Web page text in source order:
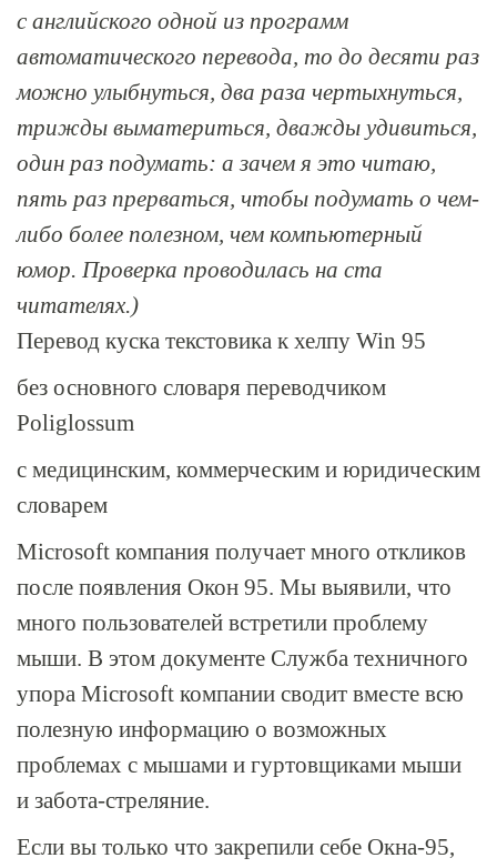
с английского одной из программ
автоматического перевода, то до десяти раз
можно улыбнуться, два раза чертыхнуться,
трижды выматериться, дважды удивиться,
один раз подумать: а зачем я это читаю,
пять раз прерваться, чтобы подумать о чем-
либо более полезном, чем компьютерный
юмор. Проверка проводилась на ста
читателях.)
Перевод куска текстовика к хелпу Win 95
без основного словаря переводчиком
Poliglossum
с медицинским, коммерческим и юридическим
словарем
Microsoft компания получает много откликов
после появления Окон 95. Мы выявили, что
много пользователей встретили проблему
мыши. В этом документе Служба техничного
упора Microsoft компании сводит вместе всю
полезную информацию о возможных
проблемах с мышами и гуртовщиками мыши
и забота-стреляние.
Если вы только что закрепили себе Окна-95,